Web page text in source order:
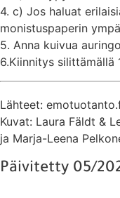
4. c) Jos haluat
monistuspaperin
5. Anna kuivua
6.Kiinnitys
Lähteet:
Kuvat: Laura Fäldt &
ja Marja-Leena
Päivitetty 05/